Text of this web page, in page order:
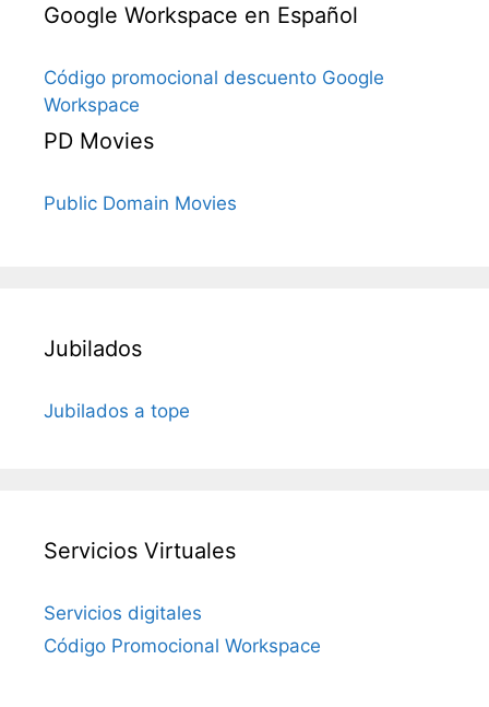
Google Workspace en Español
Código promocional descuento Google
Workspace
PD Movies
Public Domain Movies
Jubilados
Jubilados a tope
Servicios Virtuales
Servicios digitales
Código Promocional Workspace